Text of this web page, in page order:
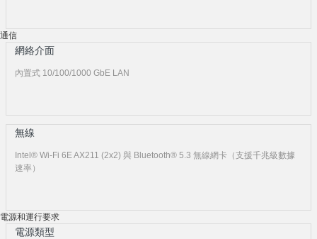
通信
網絡介面
內置式 10/100/1000 GbE LAN
無線
Intel® Wi-Fi 6E AX211 (2x2) 與 Bluetooth® 5.3 無線網卡（支援千兆級數據
速率）
電源和運行要求
電源類型